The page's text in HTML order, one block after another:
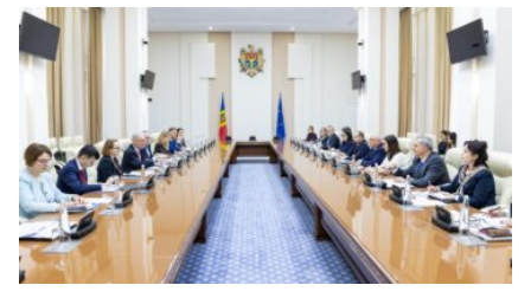
Trimite o informație
Despre ZdG
in English
на русском